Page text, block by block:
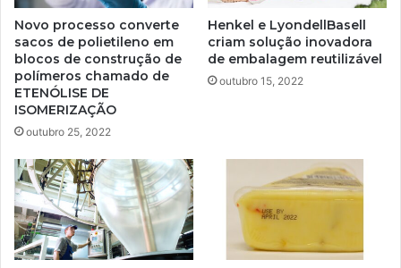
Novo processo converte
sacos de polietileno em
blocos de construção de
polímeros chamado de
ETENÓLISE DE
ISOMERIZAÇÃO
outubro 25, 2022
Henkel e LyondellBasell
criam solução inovadora
de embalagem reutilizável
outubro 15, 2022